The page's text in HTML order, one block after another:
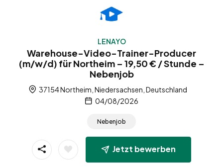
LENAYO
Warehouse-Video-Trainer-Producer
(m/w/d) für Northeim – 19,50 € / Stunde –
Nebenjob
37154 Northeim, Niedersachsen, Deutschland
04/08/2026
Nebenjob
Jetzt bewerben